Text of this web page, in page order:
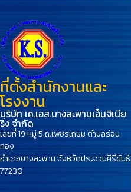
ที่ตั้งสำนักงานและ
โรงงาน
บริษัท เค.เอส.บางสะพานเอ็นจิเนีย
ริ่ง จำกัด
เลขที่ 19 หมู่ 5 ถ.เพชรเกษม ตำบลร่อน
ทอง
อำเภอบางสะพาน จังหวัดประจวบคีรีขันธ์
77230